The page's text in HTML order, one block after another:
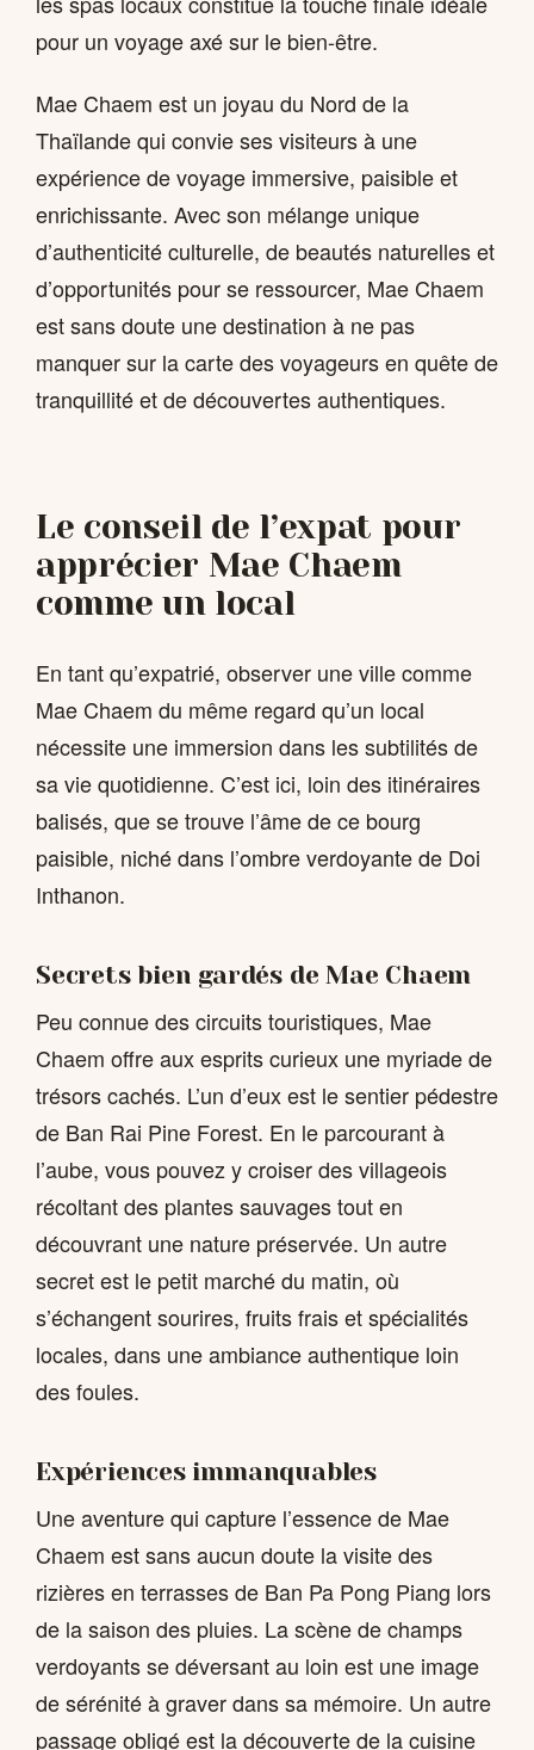
pour un voyage axé sur le bien-être.
Mae Chaem est un joyau du Nord de la
Thaïlande qui convie ses visiteurs à une
expérience de voyage immersive, paisible et
enrichissante. Avec son mélange unique
d’authenticité culturelle, de beautés naturelles et
d’opportunités pour se ressourcer, Mae Chaem
est sans doute une destination à ne pas
manquer sur la carte des voyageurs en quête de
tranquillité et de découvertes authentiques.
Le conseil de l’expat pour
apprécier Mae Chaem
comme un local
En tant qu’expatrié, observer une ville comme
Mae Chaem du même regard qu’un local
nécessite une immersion dans les subtilités de
sa vie quotidienne. C’est ici, loin des itinéraires
balisés, que se trouve l’âme de ce bourg
paisible, niché dans l’ombre verdoyante de Doi
Inthanon.
Secrets bien gardés de Mae Chaem
Peu connue des circuits touristiques, Mae
Chaem offre aux esprits curieux une myriade de
trésors cachés. L’un d’eux est le sentier pédestre
de Ban Rai Pine Forest. En le parcourant à
l’aube, vous pouvez y croiser des villageois
récoltant des plantes sauvages tout en
découvrant une nature préservée. Un autre
secret est le petit marché du matin, où
s’échangent sourires, fruits frais et spécialités
locales, dans une ambiance authentique loin
des foules.
Expériences immanquables
Une aventure qui capture l’essence de Mae
Chaem est sans aucun doute la visite des
rizières en terrasses de Ban Pa Pong Piang lors
de la saison des pluies. La scène de champs
verdoyants se déversant au loin est une image
de sérénité à graver dans sa mémoire. Un autre
passage obligé est la découverte de la cuisine